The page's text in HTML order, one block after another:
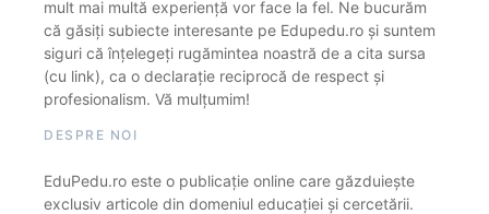
mult mai multă experiență vor face la fel. Ne bucurăm
că găsiți subiecte interesante pe Edupedu.ro și suntem
siguri că înțelegeți rugămintea noastră de a cita sursa
(cu link), ca o declarație reciprocă de respect și
profesionalism. Vă mulțumim!
DESPRE NOI
EduPedu.ro este o publicație online care găzduiește
exclusiv articole din domeniul educației și cercetării.